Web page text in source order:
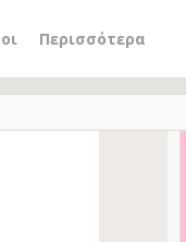
Περισσότερα